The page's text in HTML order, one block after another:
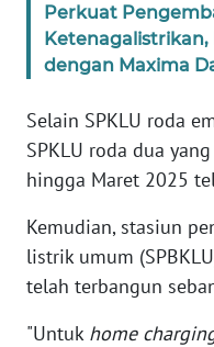
Perkuat
Ketenagalistrikan,
dengan Maxima
Selain SPKLU roda
SPKLU roda dua
hingga Maret 2025
Kemudian, stasiun
listrik umum
telah terbangun
"Untuk home
WN
RIAU
WN
SERAMBI
JAMBI
WN